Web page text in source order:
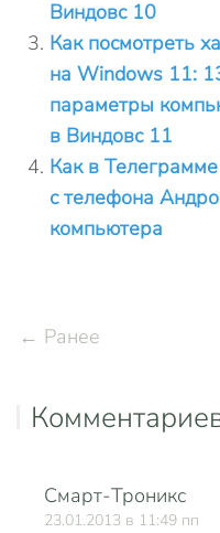
Виндовс 10
Как посмотреть
на Windows 11:
параметры
в Виндовс 11
Как в Телеграмме
с телефона
компьютера
← Ранее
Смарт-Троникс
23.01.2013 в 11:49 пп